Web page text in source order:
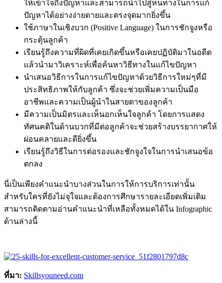
ให้เข้าใจถึงปัญหาและสามารถนำไปสู่หนทางในการแก้
ปัญหาได้อย่างง่ายดายและตรงจุดมากยิ่งขึ้น
ใช้ภาษาในเชิงบวก (Positive Language) ในการชักจูงหรือ
กระตุ้นลูกค้า
เรียนรู้ถึงความที่ผิดที่เคยเกิดขึ้นหรือเคยปฏิบัติมาในอดีต
แล้วนำมาวิเคราะห์เพื่อค้นหาวิธีทางในแก้ไขปัญหา
นำเสนอวิธีการในการแก้ไขปัญหาด้วยวิธีการใหม่ๆที่มี
ประสิทธิภาพให้กับลูกค้า ซึ่งจะช่วยเพิ่มความเป็นมือ
อาชีพและความเป็นผู้นำในสายตาของลูกค้า
มีความเป็นมิตรและเห็นอกเห็นใจลูกค้า โดยการแสดง
ทัศนคติในด้านบวกที่มีต่อลูกค้าจะช่วยสร้างบรรยากาศให้
ผ่อนคลายและดียิ่งขึ้น
เรียนรู้ถึงวิธีในการต่อรองและชักจูงใจในการนำเสนอข้อ
ตกลง
นี่เป็นเพียงคำแนะนำบางส่วนในการให้การบริการเท่านั้น
สำหรับใครที่ยังไม่จุใจและต้องการศึกษารายละเอียดเพิ่มเติม
สามารถติดตามอ่านคำแนะนำที่เหลือทั้งหมดได้ใน Infographic
ด้านล่างนี้
ที่มา: Skillsyouneed.com